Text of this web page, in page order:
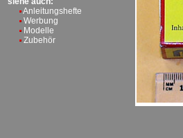
Anleitungshefte
Werbung
Modelle
Zubehör